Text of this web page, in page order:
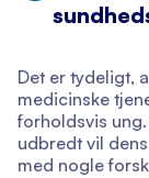
Det er tydeligt,
medicinske
forholdsvis
udbredt vil
med nogle